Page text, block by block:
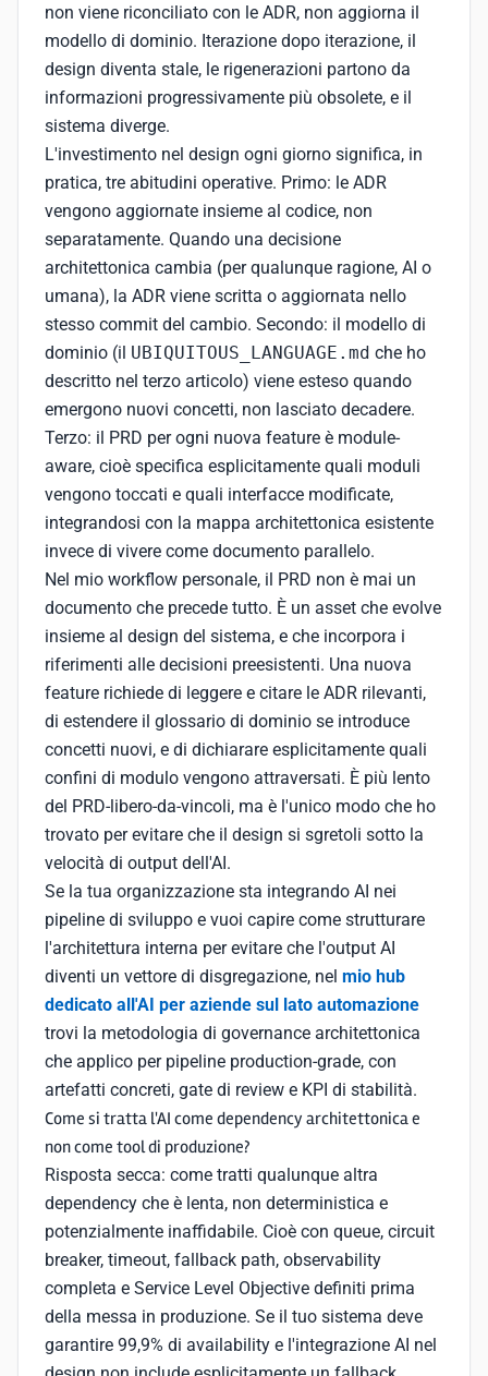
non viene riconciliato con le ADR, non aggiorna il
modello di dominio. Iterazione dopo iterazione, il
design diventa stale, le rigenerazioni partono da
informazioni progressivamente più obsolete, e il
sistema diverge.
L'investimento nel design ogni giorno significa, in
pratica, tre abitudini operative. Primo: le ADR
vengono aggiornate insieme al codice, non
separatamente. Quando una decisione
architettonica cambia (per qualunque ragione, AI o
umana), la ADR viene scritta o aggiornata nello
stesso commit del cambio. Secondo: il modello di
dominio (il UBIQUITOUS_LANGUAGE.md che ho
descritto nel terzo articolo) viene esteso quando
emergono nuovi concetti, non lasciato decadere.
Terzo: il PRD per ogni nuova feature è module-
aware, cioè specifica esplicitamente quali moduli
vengono toccati e quali interfacce modificate,
integrandosi con la mappa architettonica esistente
invece di vivere come documento parallelo.
Nel mio workflow personale, il PRD non è mai un
documento che precede tutto. È un asset che evolve
insieme al design del sistema, e che incorpora i
riferimenti alle decisioni preesistenti. Una nuova
feature richiede di leggere e citare le ADR rilevanti,
di estendere il glossario di dominio se introduce
concetti nuovi, e di dichiarare esplicitamente quali
confini di modulo vengono attraversati. È più lento
del PRD-libero-da-vincoli, ma è l'unico modo che ho
trovato per evitare che il design si sgretoli sotto la
velocità di output dell'AI.
Se la tua organizzazione sta integrando AI nei
pipeline di sviluppo e vuoi capire come strutturare
l'architettura interna per evitare che l'output AI
diventi un vettore di disgregazione, nel mio hub
dedicato all'AI per aziende sul lato automazione
trovi la metodologia di governance architettonica
che applico per pipeline production-grade, con
artefatti concreti, gate di review e KPI di stabilità.
Come si tratta l'AI come dependency architettonica e
non come tool di produzione?
Risposta secca: come tratti qualunque altra
dependency che è lenta, non deterministica e
potenzialmente inaffidabile. Cioè con queue, circuit
breaker, timeout, fallback path, observability
completa e Service Level Objective definiti prima
della messa in produzione. Se il tuo sistema deve
garantire 99,9% di availability e l'integrazione AI nel